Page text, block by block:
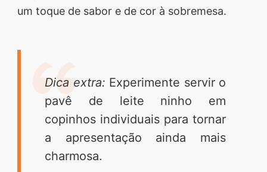
um toque de sabor e de cor à sobremesa.
Dica extra: Experimente servir o
pavê de leite ninho em
copinhos individuais para tornar
a apresentação ainda mais
charmosa.